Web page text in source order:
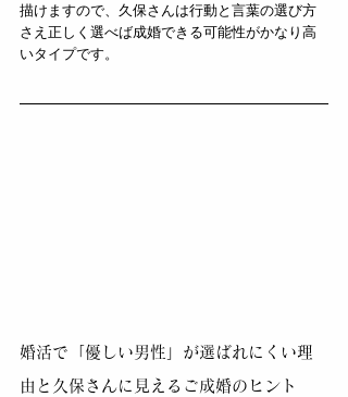
描けますので、久保さんは行動と言葉の選び方
さえ正しく選べば成婚できる可能性がかなり高
いタイプです。
婚活で「優しい男性」が選ばれにくい理
由と久保さんに見えるご成婚のヒント